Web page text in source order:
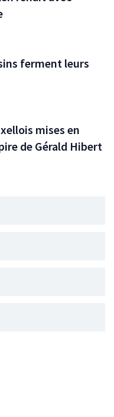
ferment leurs
mises en
de Gérald Hibert